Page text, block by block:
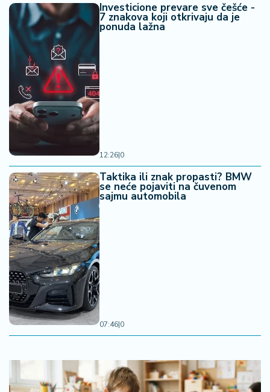
Investicione prevare sve češće -
7 znakova koji otkrivaju da je
ponuda lažna
12:26|0
Taktika ili znak propasti? BMW
se neće pojaviti na čuvenom
sajmu automobila
07:46|0